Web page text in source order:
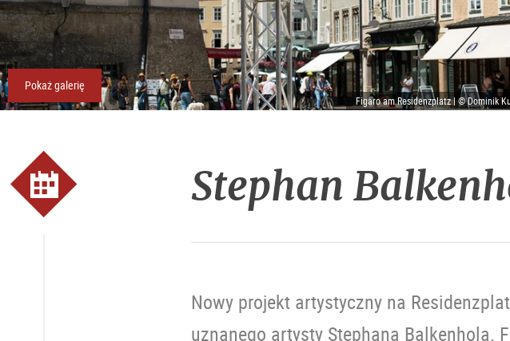
Figaro am Residenzplatz | © Dominik
Pokaż galerię
Stephan
Nowy projekt artystyczny na
uznanego artysty Stephana Balkenhola.